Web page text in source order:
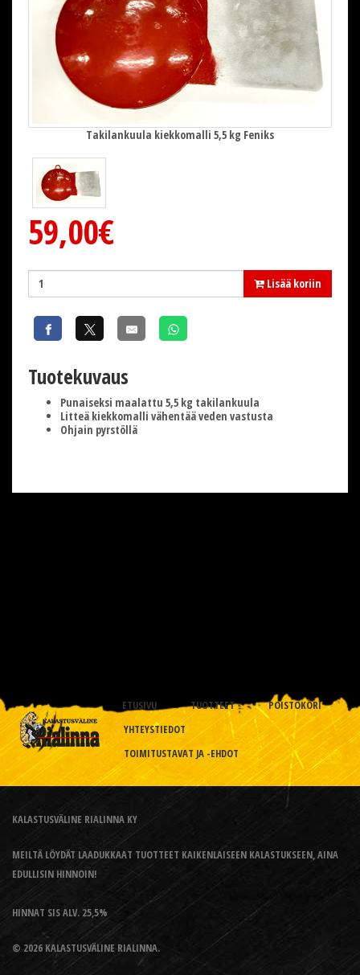
Takilankuula kiekkomalli 5,5 kg Feniks
59,00€
Lisää koriin
Tuotekuvaus
Punaiseksi maalattu 5,5 kg takilankuula
Litteä kiekkomalli vähentää veden vastusta
Ohjain pyrstöllä
ETUSIVU TUOTTEET
POISTOKORI
YHTEYSTIEDOT
TOIMITUSTAVAT JA -EHDOT
KALASTUSVÄLINE RIALINNA KY
MEILTÄ LÖYDÄT LAADUKKAAT TUOTTEET KAIKENLAISEEN KALASTUKSEEN, AINA
EDULLISIN HINNOIN!
HINNAT SIS ALV. 25,5%
© 2026 KALASTUSVÄLINE RIALINNA.